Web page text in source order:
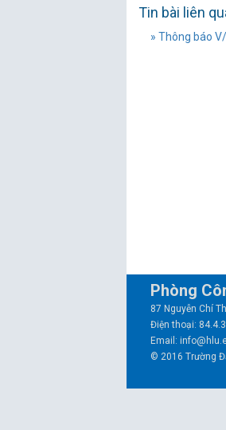
Tin bài liên
» Thông báo
Phòng
87 Nguyễn Chí
Điện thoại:
Email:
© 2016 Trường